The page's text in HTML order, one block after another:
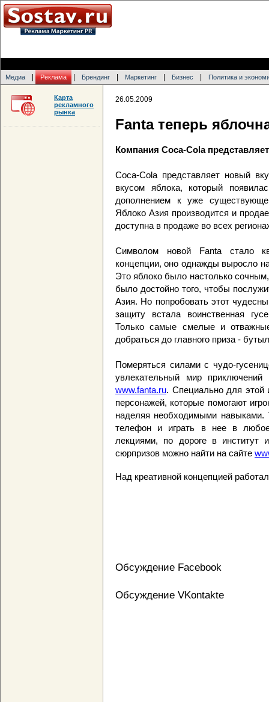
Медиа Реклама Брендинг Маркетинг Бизнес Политика и
26.05.2009
Fanta теперь
Компания Coca-Cola
Coca-Cola представляет новый
вкусом яблока, который
дополнением к уже
Яблоко Азия производится и
доступна в продаже во всех
Символом новой Fanta стало
концепции, оно однажды выросло
Это яблоко было настолько
было достойно того, чтобы
Азия. Но попробовать этот
защиту встала воинственная
Только самые смелые и
добраться до главного приза -
Померяться силами с чудо-
увлекательный мир
www.fanta.ru. Специально для этой
персонажей, которые помогают
наделяя необходимыми навыками.
телефон и играть в нее в
лекциями, по дороге в институт
сюрпризов можно найти на сайте
Над креативной концепцией
Обсуждение Facebook
Обсуждение VKontakte
Карта
рекламного
рынка